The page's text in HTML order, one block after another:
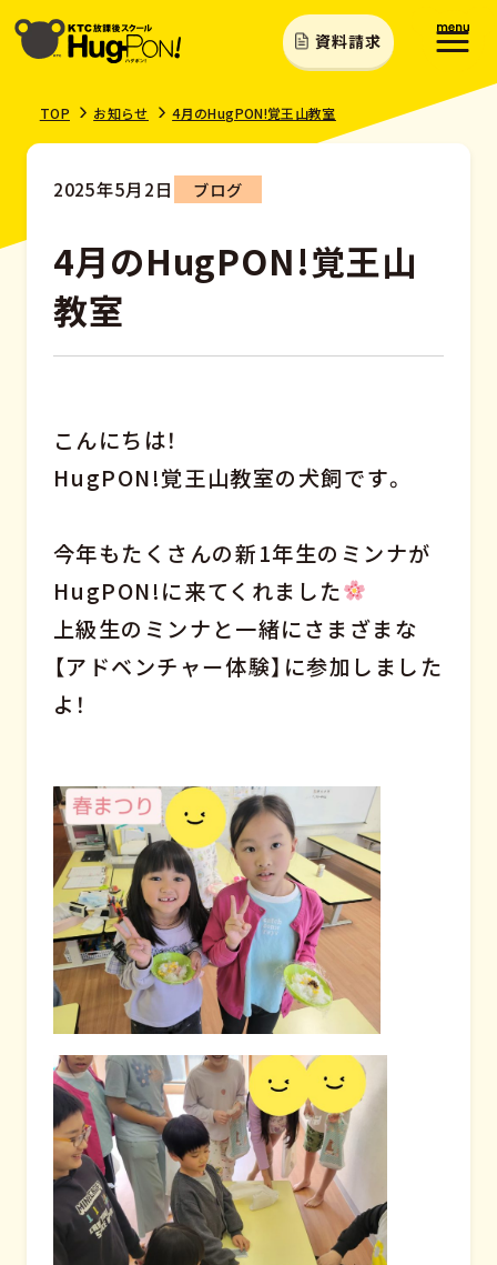
資料請求
TOP お知らせ 4月のHugPON!覚王山教室
2025年5月2日 ブログ
4月のHugPON!覚王山
教室
こんにちは！
HugPON!覚王山教室の犬飼です。
今年もたくさんの新1年生のミンナが
HugPON!に来てくれました
上級生のミンナと一緒にさまざまな
【アドベンチャー体験】に参加しました
よ！